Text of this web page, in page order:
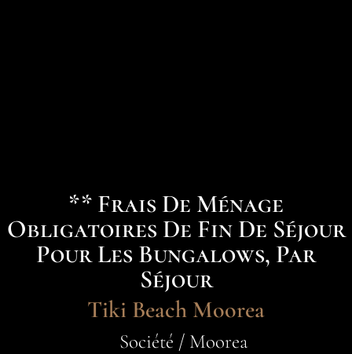
** Frais De Ménage
Obligatoires De Fin De Séjour
Pour Les Bungalows, Par
Séjour
Tiki Beach Moorea
Société / Moorea